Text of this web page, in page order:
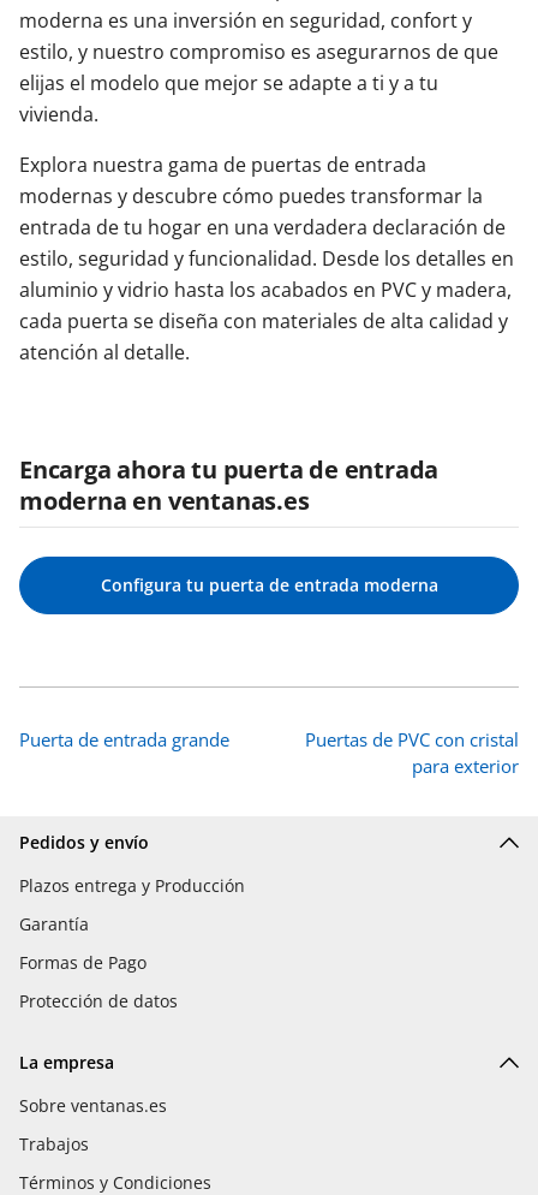
moderna es una inversión en seguridad, confort y
estilo, y nuestro compromiso es asegurarnos de que
elijas el modelo que mejor se adapte a ti y a tu
vivienda.
Explora nuestra gama de puertas de entrada
modernas y descubre cómo puedes transformar la
entrada de tu hogar en una verdadera declaración de
estilo, seguridad y funcionalidad. Desde los detalles en
aluminio y vidrio hasta los acabados en PVC y madera,
cada puerta se diseña con materiales de alta calidad y
atención al detalle.
Encarga ahora tu puerta de entrada
moderna en ventanas.es
Configura tu puerta de entrada moderna
Puerta de entrada grande
Puertas de PVC con cristal
para exterior
Pedidos y envío
Plazos entrega y Producción
Garantía
Formas de Pago
Protección de datos
La empresa
Sobre ventanas.es
Trabajos
Términos y Condiciones